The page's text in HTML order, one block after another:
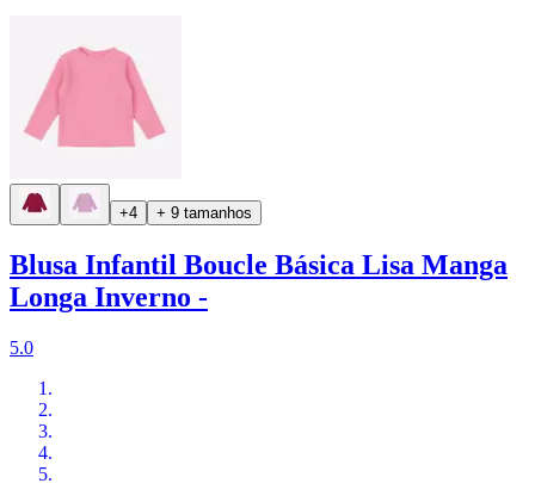
+4 + 9 tamanhos
Blusa Infantil Boucle Básica Lisa Manga
Longa Inverno -
5.0